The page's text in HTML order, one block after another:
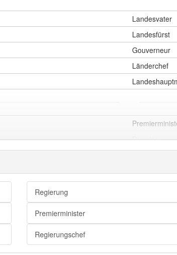
Landesvater
Landesfürst
Gouverneur
Länderchef
Premier
Regierung
Premierminister
Regierungschef